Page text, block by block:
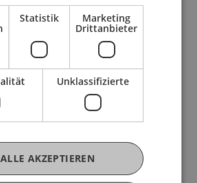
und Departmentleiterin
FH Burgenland.
Statistik Marketing
Drittanbieter
Unklassifizierte
ALLE AKZEPTIEREN